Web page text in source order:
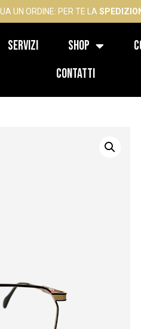
UN ORDINE: PER TE LA
Servizi Shop
Contatti